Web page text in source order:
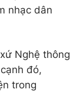
nhạc dân
Nghệ thông
đó,
trong